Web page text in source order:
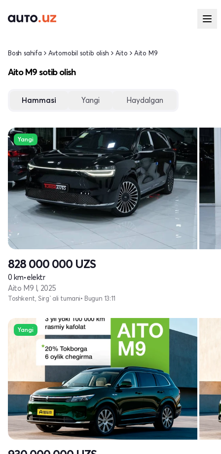
Bosh sahifa Avtomobil sotib olish Aito Aito M9
Aito M9 sotib olish
Hammasi Yangi Haydalgan
Yangi
828 000 000 UZS
0 km•elektr
Aito M9 I, 2025
Toshkent, Sirg`ali tumani• Bugun 13:11
Yangi